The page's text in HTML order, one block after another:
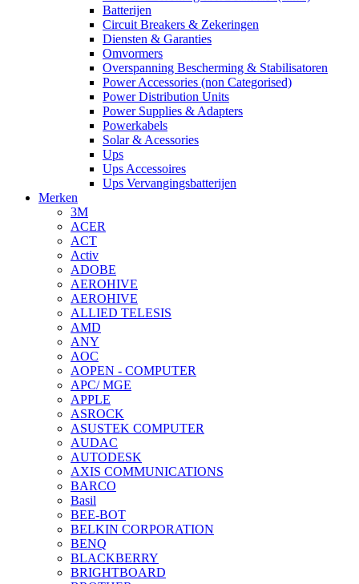
Batterijen
Circuit Breakers & Zekeringen
Diensten & Garanties
Omvormers
Overspanning Bescherming & Stabilisatoren
Power Accessories (non Categorised)
Power Distribution Units
Power Supplies & Adapters
Powerkabels
Solar & Acessories
Ups
Ups Accessoires
Ups Vervangingsbatterijen
Merken
3M
ACER
ACT
Activ
ADOBE
AEROHIVE
AEROHIVE
ALLIED TELESIS
AMD
ANY
AOC
AOPEN - COMPUTER
APC/ MGE
APPLE
ASROCK
ASUSTEK COMPUTER
AUDAC
AUTODESK
AXIS COMMUNICATIONS
BARCO
Basil
BEE-BOT
BELKIN CORPORATION
BENQ
BLACKBERRY
BRIGHTBOARD